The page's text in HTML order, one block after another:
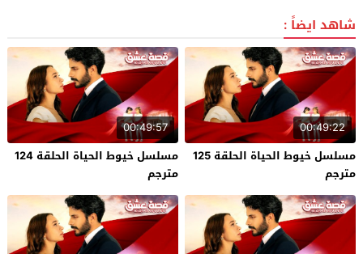
شاهد ايضاً :
00:49:22
مسلسل خيوط الحياة الحلقة 125
مترجم
00:49:57
مسلسل خيوط الحياة الحلقة 124
مترجم